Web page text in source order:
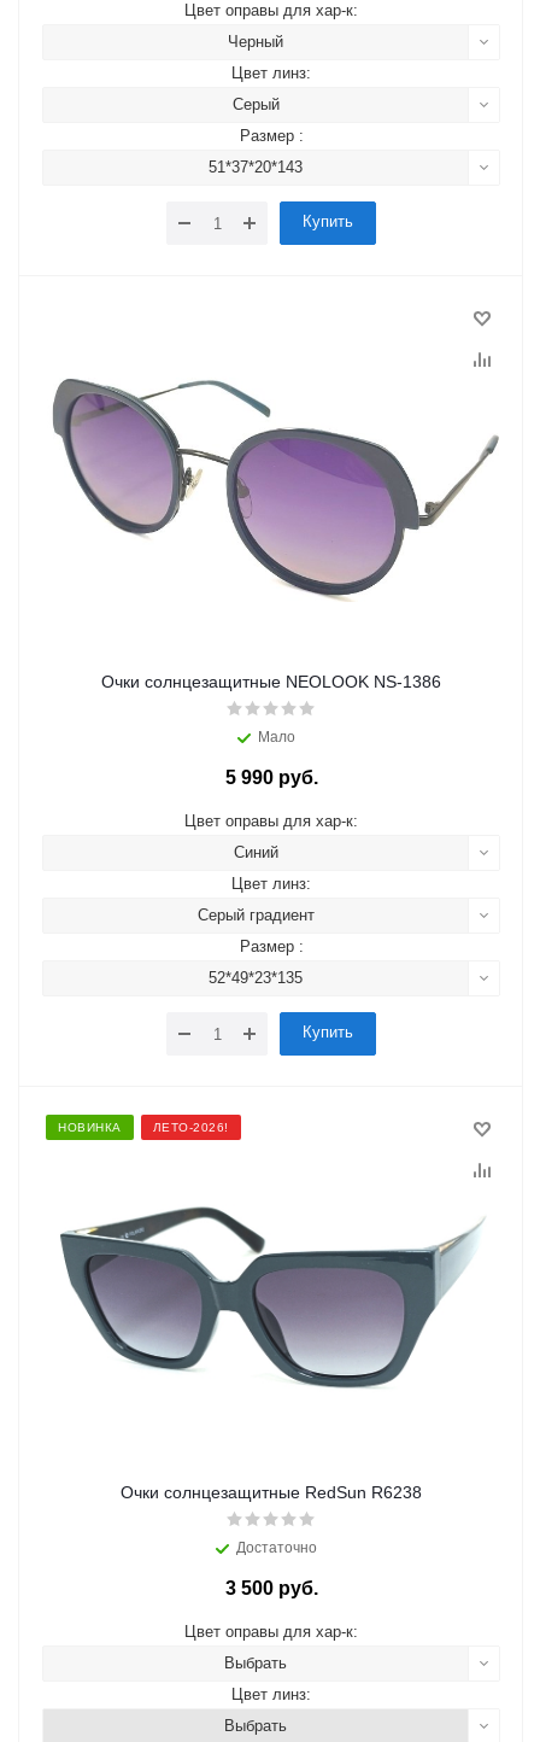
Цвет оправы для хар-к:
Черный
Цвет линз:
Серый
Размер :
51*37*20*143
Купить
Очки солнцезащитные NEOLOOK NS-1386
Мало
5 990 руб.
Цвет оправы для хар-к:
Синий
Цвет линз:
Серый градиент
Размер :
52*49*23*135
Купить
НОВИНКА ЛЕТО-2026!
Очки солнцезащитные RedSun R6238
Достаточно
3 500 руб.
Цвет оправы для хар-к:
Выбрать
Цвет линз:
Выбрать